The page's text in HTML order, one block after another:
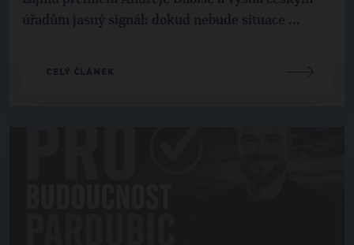
úřadům jasný signál: dokud nebude situace ...
CELÝ ČLÁNEK